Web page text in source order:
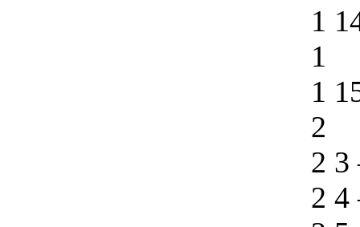
1
1
1
2
2 3
2 4